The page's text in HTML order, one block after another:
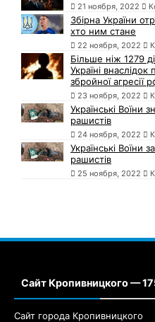
21 ноября, 2022
Збірна України
хто ним стане
22 ноября, 2022
Більше ніж 1279
Україні
збройної агресії
23 ноября, 2022
Українські Воїни
рашистів
24 ноября, 2022
Українські Воїни
рашистів
25 ноября, 2022
Сайт Кропивницкого —
Сайт города Кропивницкого